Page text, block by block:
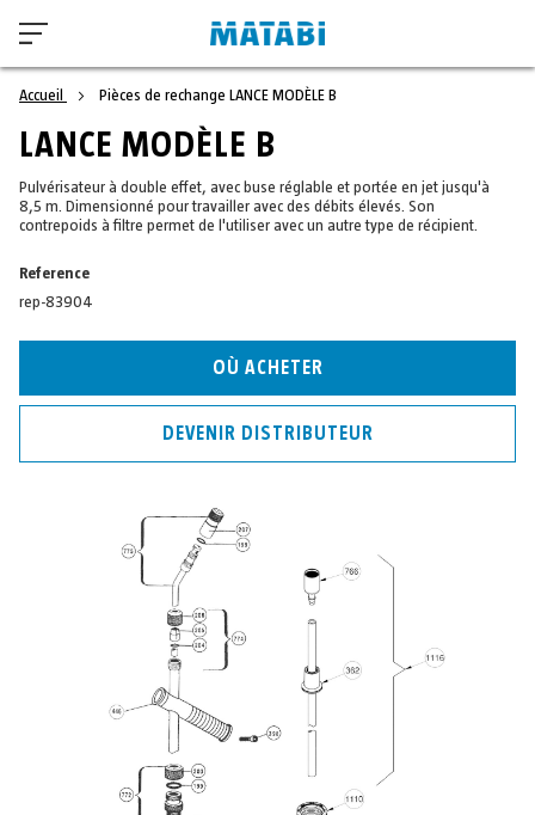
Accueil Pièces de rechange LANCE MODÈLE B
LANCE MODÈLE B
Pulvérisateur à double effet, avec buse réglable et portée en jet jusqu'à
8,5 m. Dimensionné pour travailler avec des débits élevés. Son
contrepoids à filtre permet de l'utiliser avec un autre type de récipient.
Reference
rep-83904
OÙ ACHETER
DEVENIR DISTRIBUTEUR